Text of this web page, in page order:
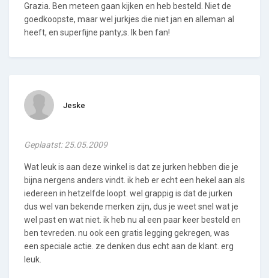
Grazia. Ben meteen gaan kijken en heb besteld. Niet de
goedkoopste, maar wel jurkjes die niet jan en alleman al
heeft, en superfijne panty;s. Ik ben fan!
Jeske
Geplaatst: 25.05.2009
Wat leuk is aan deze winkel is dat ze jurken hebben die je
bijna nergens anders vindt. ik heb er echt een hekel aan als
iedereen in hetzelfde loopt. wel grappig is dat de jurken
dus wel van bekende merken zijn, dus je weet snel wat je
wel past en wat niet. ik heb nu al een paar keer besteld en
ben tevreden. nu ook een gratis legging gekregen, was
een speciale actie. ze denken dus echt aan de klant. erg
leuk.